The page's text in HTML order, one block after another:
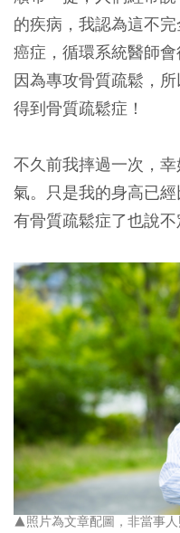
的疾病，我認為這不
癌症，循環系統醫師
因為專攻骨質疏鬆，
得到骨質疏鬆症！
不久前我摔過一次，
氣。只是我的身高已
有骨質疏鬆症了也說不
▲照片為文章配圖，非當事